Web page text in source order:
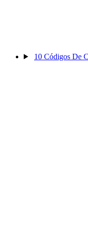
10 Códigos De